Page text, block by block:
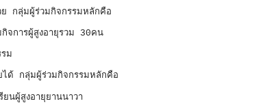
กลุ่มผู้ร่วมกิจกรรมหลักคือ
จการผู้สูงอายุรวม 30คน
ม
ด้ กลุ่มผู้ร่วมกิจกรรมหลักคือ
นผู้สูงอายุยานนาวา